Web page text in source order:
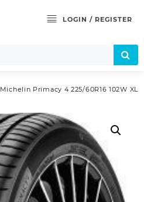
LOGIN / REGISTER
Michelin Primacy 4 225/60R16 102W XL